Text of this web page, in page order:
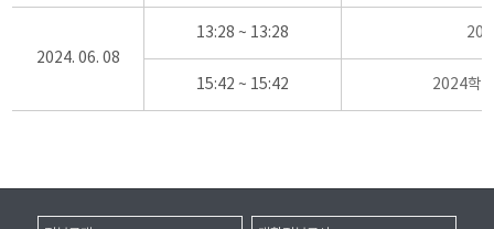
2024. 06. 08
13:28 ~ 13:28
15:42 ~ 15:42 2024학